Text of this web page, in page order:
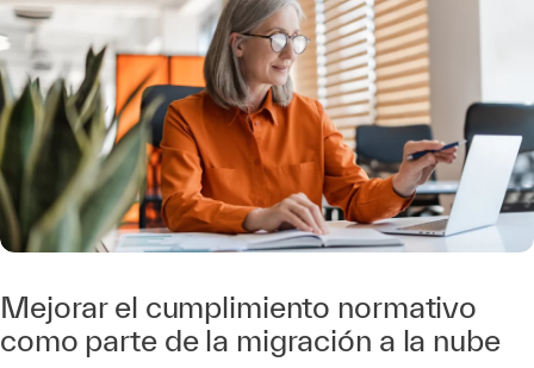
Mejorar el cumplimiento normativo
como parte de la migración a la nube